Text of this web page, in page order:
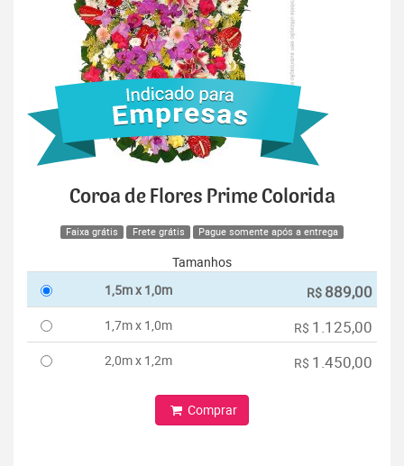
Coroa de Flores Prime Colorida
Faixa grátis Frete grátis Pague somente após a entrega
Tamanhos
1,5m x 1,0m
R$ 889,00
1,7m x 1,0m R$ 1.125,00
2,0m x 1,2m R$ 1.450,00
Comprar